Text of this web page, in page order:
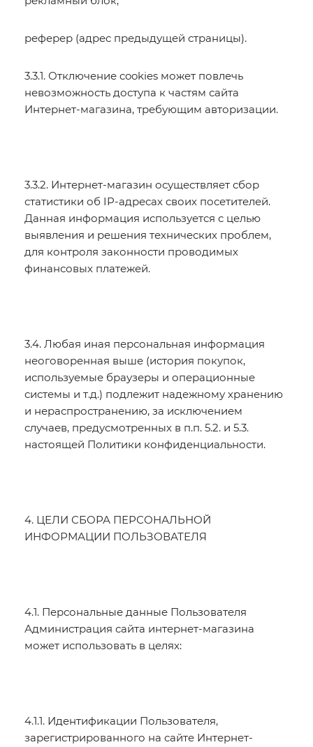
реферер (адрес предыдущей страницы).
3.3.1. Отключение cookies может повлечь
невозможность доступа к частям сайта
Интернет-магазина, требующим авторизации.
3.3.2. Интернет-магазин осуществляет сбор
статистики об IP-адресах своих посетителей.
Данная информация используется с целью
выявления и решения технических проблем,
для контроля законности проводимых
финансовых платежей.
3.4. Любая иная персональная информация
неоговоренная выше (история покупок,
используемые браузеры и операционные
системы и т.д.) подлежит надежному хранению
и нераспространению, за исключением
случаев, предусмотренных в п.п. 5.2. и 5.3.
настоящей Политики конфиденциальности.
4. ЦЕЛИ СБОРА ПЕРСОНАЛЬНОЙ
ИНФОРМАЦИИ ПОЛЬЗОВАТЕЛЯ
4.1. Персональные данные Пользователя
Администрация сайта интернет-магазина
может использовать в целях:
4.1.1. Идентификации Пользователя,
зарегистрированного на сайте Интернет-